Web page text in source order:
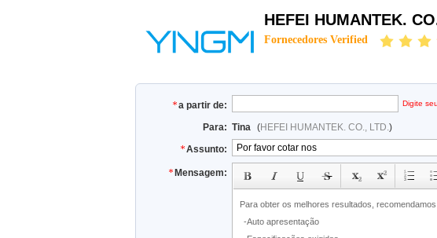
HEFEI HUMANTEK.
Fornecedores Verified
a partir de: email
Digite
Para: Tina (HEFEI HUMANTEK. CO., LTD.)
Assunto:
subject
Mensagem: